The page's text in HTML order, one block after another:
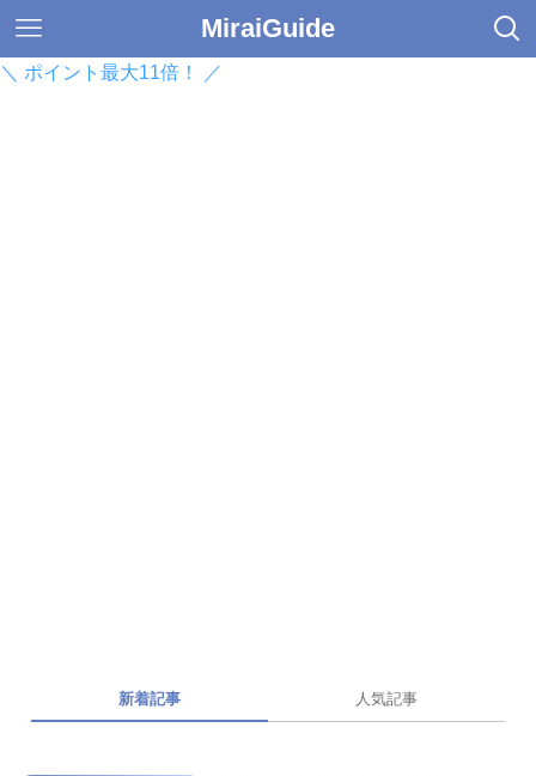
MiraiGuide
＼ ポイント最大11倍！ ／
新着記事 人気記事